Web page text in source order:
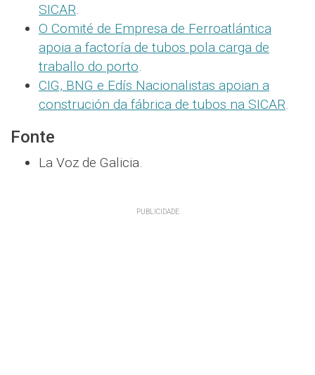
SICAR.
O Comité de Empresa de Ferroatlántica
apoia a factoría de tubos pola carga de
traballo do porto.
CIG, BNG e Edís Nacionalistas apoian a
construción da fábrica de tubos na SICAR.
Fonte
La Voz de Galicia.